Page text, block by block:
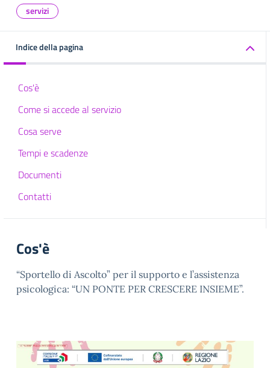
servizi
Indice della pagina
Cos'è
Come si accede al servizio
Cosa serve
Tempi e scadenze
Documenti
Contatti
Cos'è
“Sportello di Ascolto” per il supporto e l’assistenza
psicologica: “UN PONTE PER CRESCERE INSIEME”.